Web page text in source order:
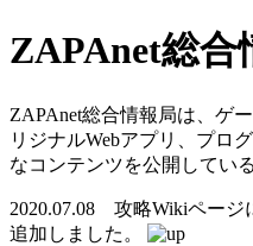
ZAPAnet総合
ZAPAnet総合情報局は、ゲ
リジナルWebアプリ、プロ
なコンテンツを公開してい
2020.07.08 攻略Wikiページ
追加しました。